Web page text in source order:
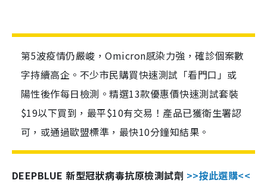
第5波疫情仍嚴峻，Omicron感染力強，確診個案數
字持續高企。不少市民購買快速測試「看門口」或
陽性後作每日檢測。精選13款優惠價快速測試套裝
$19以下買到，最平$10有交易！產品已獲衛生署認
可，或通過歐盟標準，最快10分鐘知結果。
DEEPBLUE 新型冠狀病毒抗原檢測試劑 >>按此選購<<